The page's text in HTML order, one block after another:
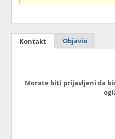
Kontakt Objavio
Morate biti prijavljeni da